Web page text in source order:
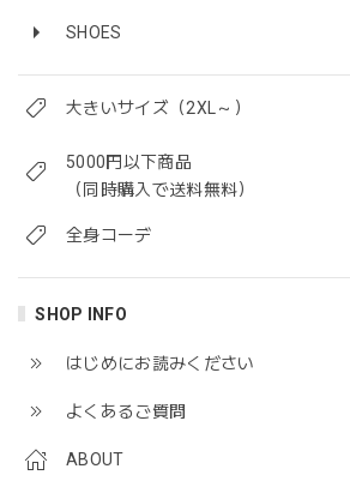
SHOES
大きいサイズ（2XL～）
5000円以下商品
（同時購入で送料無料）
全身コーデ
SHOP INFO
はじめにお読みください
よくあるご質問
ABOUT